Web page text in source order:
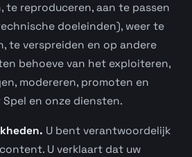
te reproduceren, aan te passen
doeleinden), weer te
te verspreiden en op andere
behoeve van het exploiteren,
modereren, promoten en
en onze diensten.
U bent verantwoordelijk
U verklaart dat uw